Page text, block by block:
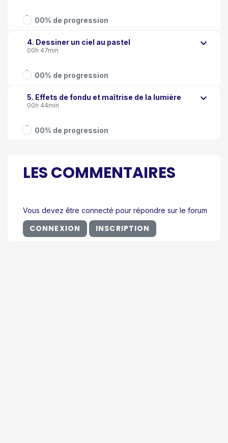
00% de progression
4. Dessiner un ciel au pastel
00h 47min
00% de progression
5. Effets de fondu et maîtrise de la lumière
00h 44min
00% de progression
LES COMMENTAIRES
Vous devez être connecté pour répondre sur le forum
CONNEXION INSCRIPTION